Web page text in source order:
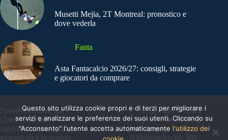
Musetti Mejia, 2T Montreal: pronostico e
dove vederla
Fanta
Asta Fantacalcio 2026/27: consigli, strategie
e giocatori da comprare
SportNews.BetFlag -
Questo sito non
rappresenta una testata
giornalistica in quanto
Copyright © 2025
SportNews BetFlag
Sede Legale: Via degli
Aldobrandeschi, 300 |
Questo sito utilizza cookie propri e di terzi per migliorare i
servizi e analizzare le preferenze dei suoi utenti. Cliccando su
"Acconsento" l'utente accetta automaticamente l'utilizzo dei